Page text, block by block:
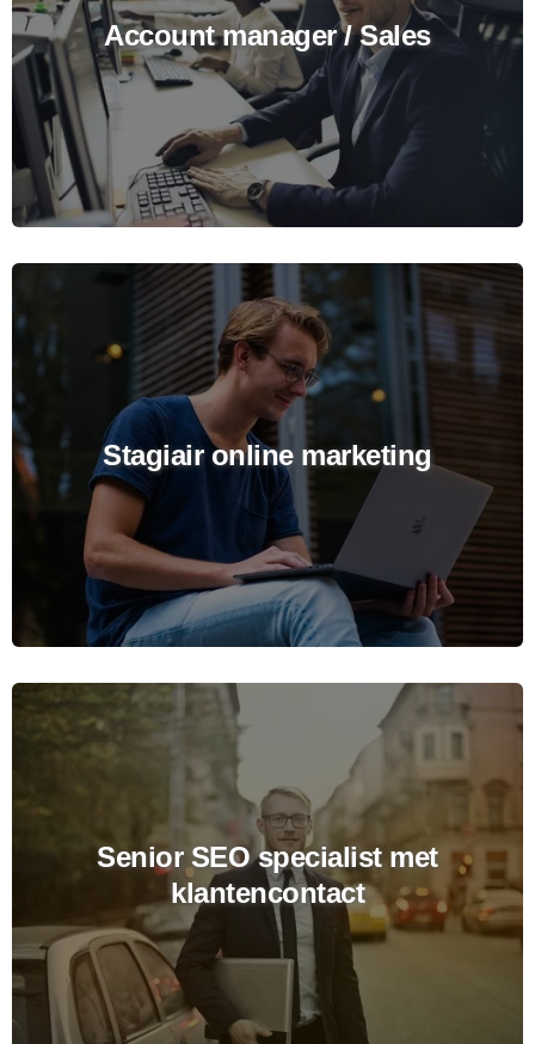
Account manager / Sales
Stagiair online marketing
Senior SEO specialist met
klantencontact